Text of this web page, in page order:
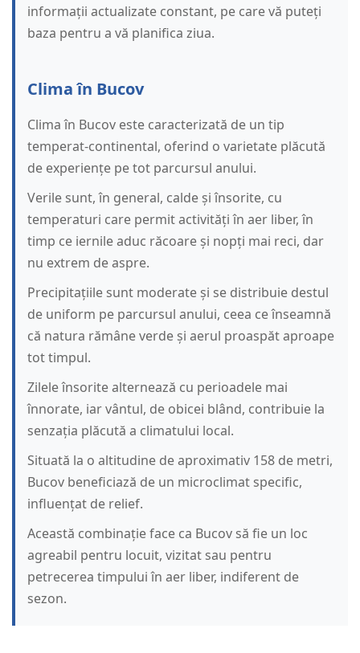
informații actualizate constant, pe care vă puteți
baza pentru a vă planifica ziua.
Clima în Bucov
Clima în Bucov este caracterizată de un tip
temperat-continental, oferind o varietate plăcută
de experiențe pe tot parcursul anului.
Verile sunt, în general, calde și însorite, cu
temperaturi care permit activități în aer liber, în
timp ce iernile aduc răcoare și nopți mai reci, dar
nu extrem de aspre.
Precipitațiile sunt moderate și se distribuie destul
de uniform pe parcursul anului, ceea ce înseamnă
că natura rămâne verde și aerul proaspăt aproape
tot timpul.
Zilele însorite alternează cu perioadele mai
înnorate, iar vântul, de obicei blând, contribuie la
senzația plăcută a climatului local.
Situată la o altitudine de aproximativ 158 de metri,
Bucov beneficiază de un microclimat specific,
influențat de relief.
Această combinație face ca Bucov să fie un loc
agreabil pentru locuit, vizitat sau pentru
petrecerea timpului în aer liber, indiferent de
sezon.